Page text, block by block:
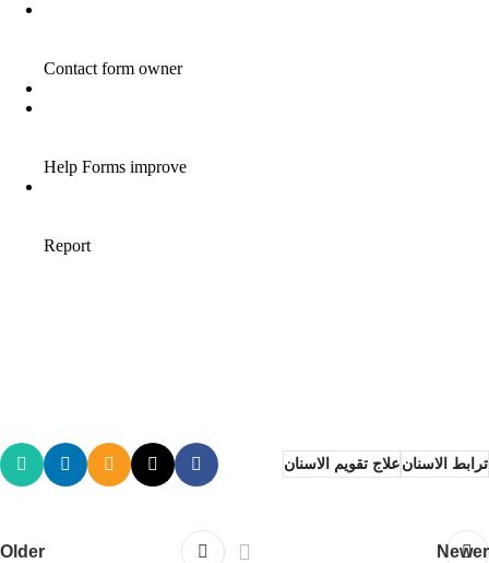
ترابط الاسنانعلاج تقويم الاسنان
Newer
Older